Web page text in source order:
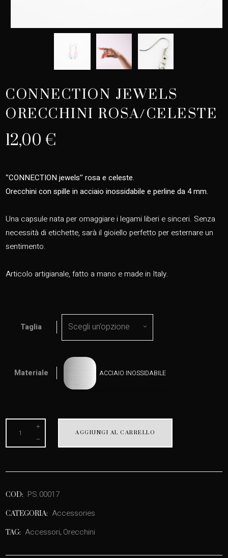
CONNECTION JEWELS
ORECCHINI ROSA/CELESTE
12,00€
‘’CONNECTION jewels’’ rosa e celeste.
Orecchini con spille in acciaio inossidabile e perline da 4 mm.
Una capsule nata per omaggiare i legami liberi e sinceri. Senza
necessità di etichette, sarà il gioiello perfetto per esternare un
sentimento.
Articolo artigianale, fatto a mano e made in Italy.
Taglia Scegli un'opzione
Materiale ACCIAIO INOSSIDABILE
CONNECTION
jewels
orecchini
AGGIUNGI AL CARRELLO
COD: PS.00017
CATEGORIA: Accessories
TAG: Accessori, Orecchini